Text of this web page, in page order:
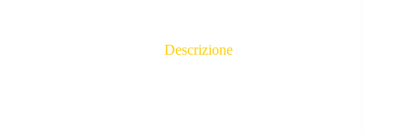
Descrizione